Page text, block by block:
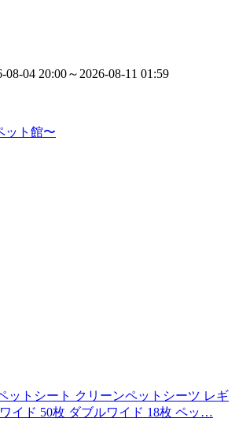
04 20:00～2026-08-11 01:59
ット館〜
ットシート クリーンペットシーツ レギ
ワイド 50枚 ダブルワイド 18枚 ペッ…